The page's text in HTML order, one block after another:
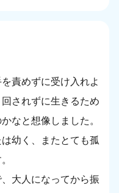
責めずに受け入れよ
されずに生きるため
なと想像しました。
幼く、またとても孤
大人になってから振